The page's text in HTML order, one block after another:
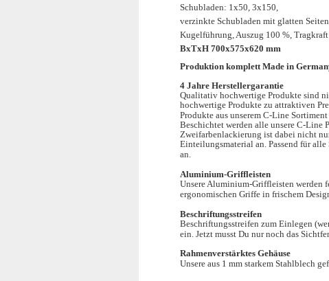
Schubladen: 1x50, 3x150,
verzinkte Schubladen mit glatten
Kugelführung, Auszug 100 %,
BxTxH 700x575x620 mm
Produktion komplett Made in
4 Jahre Herstellergarantie
Qualitativ hochwertige Produkte sind
hochwertige Produkte zu attraktiven
Produkte aus unserem C-Line
Beschichtet werden alle unsere C-Line
Zweifarbenlackierung ist dabei nicht
Einteilungsmaterial an. Passend für
an.
Aluminium-Griffleisten
Unsere Aluminium-Griffleisten werden
ergonomischen Griffe in frischem
Beschriftungsstreifen
Beschriftungsstreifen zum Einlegen
ein. Jetzt musst Du nur noch das
Rahmenverstärktes Gehäuse
Unsere aus 1 mm starkem Stahlblech